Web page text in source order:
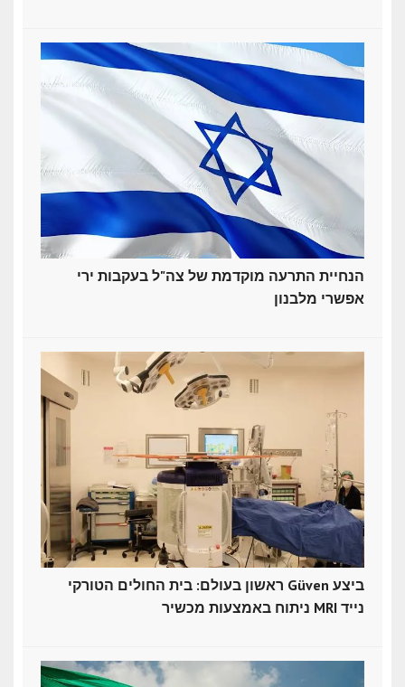
הנחיית התרעה מוקדמת של צה"ל בעקבות ירי
אפשרי מלבנון
ראשון בעולם: בית החולים הטורקי Güven ביצע
ניתוח באמצעות מכשיר MRI נייד